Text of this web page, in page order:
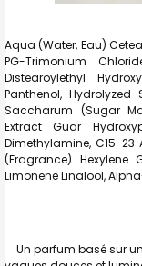
Aqua (Water, Eau)
PG-Trimonium
Distearoylethyl
Panthenol, Hydrolyzed
Saccharum (Sugar
Extract Guar
Dimethylamine, C15-23
(Fragrance) Hexylene
Limonene Linalool,
Un parfum basé sur